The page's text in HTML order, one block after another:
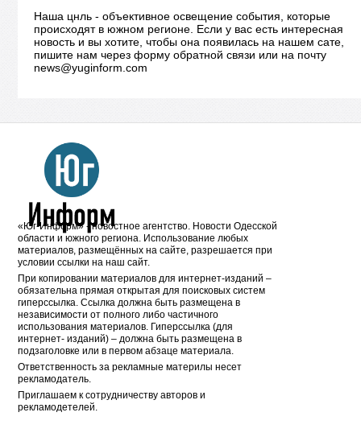
Наша цнль - объективное освещение события, которые
происходят в южном регионе. Если у вас есть интересная
новость и вы хотите, чтобы она появилась на нашем сате,
пишите нам через форму обратной связи или на почту
news@yuginform.com
«Юг-Информ» - новостное агентство. Новости Одесской
области и южного региона. Использование любых
материалов, размещённых на сайте, разрешается при
условии ссылки на наш сайт.
При копировании материалов для интернет-изданий –
обязательна прямая открытая для поисковых систем
гиперссылка. Ссылка должна быть размещена в
независимости от полного либо частичного
использования материалов. Гиперссылка (для
интернет- изданий) – должна быть размещена в
подзаголовке или в первом абзаце материала.
Ответственность за рекламные материлы несет
рекламодатель.
Приглашаем к сотрудничеству авторов и
рекламодетелей.